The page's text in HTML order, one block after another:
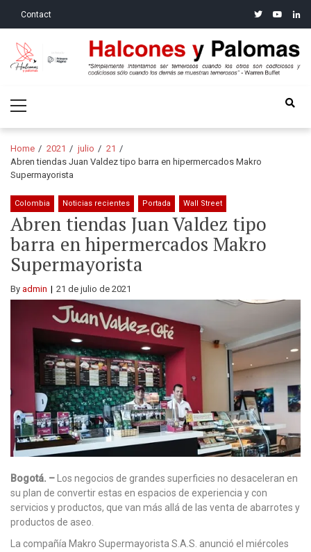
Contact twitteryoutube
Halcones y Palomas
Menu
Home 2021 julio
21
Abren tiendas Juan Valdez tipo barra en hipermercados Makro
Supermayorista
Colombia Noticias recientes Portada Wall Street
Abren tiendas Juan Valdez tipo
barra en hipermercados Makro
Supermayorista
By admin 21 de julio de 2021
Bogotá. – Los negocios de grandes superficies no desaceleran en
su plan de convertir estas en espacios de experiencia y con
servicios y productos, que van más allá de las venta de abarrotes y
productos de aseo.
La compañía Makro Supermayorista S.A.S. anunció el miércoles